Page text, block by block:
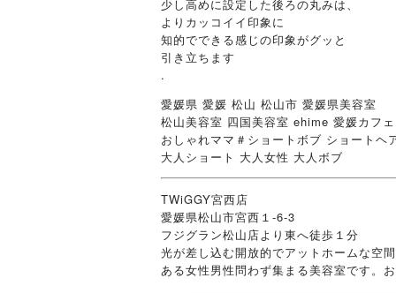
少し高めに設定した後ろの丸みは、
よりカッコイイ印象に
知的でできる感じの印象がグッと
引き立ちます️
.
愛媛県 愛媛 松山 松山市 愛媛県美容室
松山美容室 四国美容室 ehime 愛媛カフ
おしゃれママ＃ショートボブ ショートヘ
大人ショート 大人女性 大人ボブ
TWiGGY宮西店
愛媛県松山市宮西１-6-3
フジグラン松山店より東へ徒歩１分
光が差し込む開放的でアットホームな空
ある女性男性問わず集まる美容室です。